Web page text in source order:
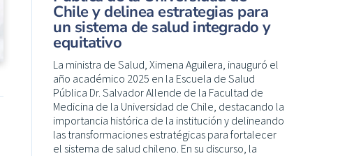
Chile y delinea estrategias para
un sistema de salud integrado y
equitativo
La ministra de Salud, Ximena Aguilera, inauguró el
año académico 2025 en la Escuela de Salud
Pública Dr. Salvador Allende de la Facultad de
Medicina de la Universidad de Chile, destacando la
importancia histórica de la institución y delineando
las transformaciones estratégicas para fortalecer
el sistema de salud chileno. En su discurso, la